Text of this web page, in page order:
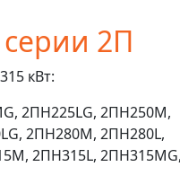
2П
кВт:
2ПН225LG, 2ПН250M,
2ПН280M, 2ПН280L,
2ПН315L, 2ПН315MG,